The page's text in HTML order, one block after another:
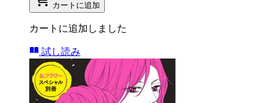
カートに追加
カートに追加しました
試し読み